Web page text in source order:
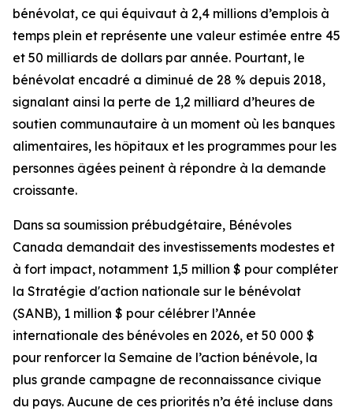
bénévolat, ce qui équivaut à 2,4 millions d’emplois à
temps plein et représente une valeur estimée entre 45
et 50 milliards de dollars par année. Pourtant, le
bénévolat encadré a diminué de 28 % depuis 2018,
signalant ainsi la perte de 1,2 milliard d’heures de
soutien communautaire à un moment où les banques
alimentaires, les hôpitaux et les programmes pour les
personnes âgées peinent à répondre à la demande
croissante.
Dans sa soumission prébudgétaire, Bénévoles
Canada demandait des investissements modestes et
à fort impact, notamment 1,5 million $ pour compléter
la Stratégie d'action nationale sur le bénévolat
(SANB), 1 million $ pour célébrer l’Année
internationale des bénévoles en 2026, et 50 000 $
pour renforcer la Semaine de l’action bénévole, la
plus grande campagne de reconnaissance civique
du pays. Aucune de ces priorités n’a été incluse dans